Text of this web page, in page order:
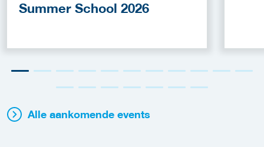
Summer School 2026
Alle aankomende events